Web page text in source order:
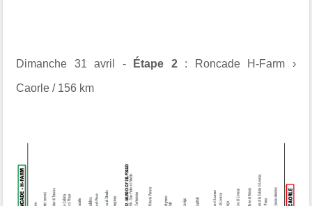
Dimanche 31 avril - Étape 2: Roncade H-Farm ›
Caorle / 156 km